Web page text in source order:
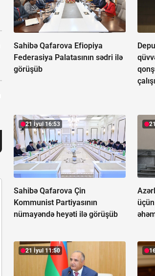
Sahibə Qafarova Efiopiya
Federasiya Palatasının sədri ilə
görüşüb
21 İyul 16:53
Sahibə Qafarova Çin
Kommunist Partiyasının
nümayəndə heyəti ilə görüşüb
21 İyul 11:50